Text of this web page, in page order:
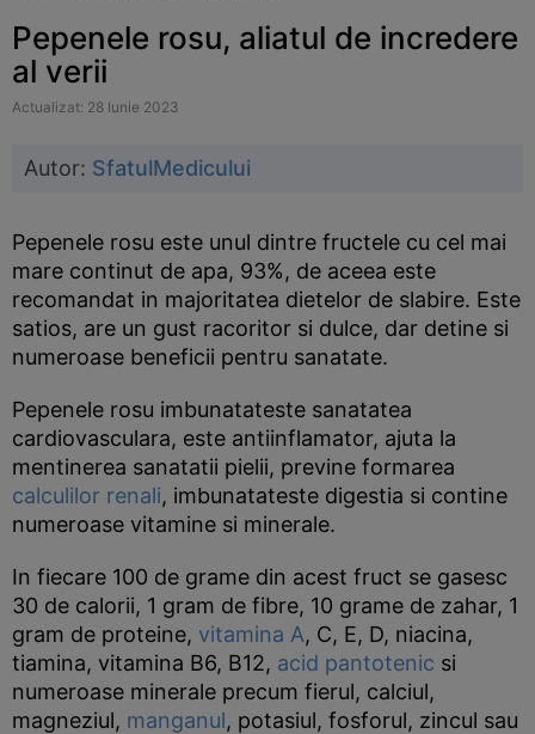
Pepenele rosu, aliatul de incredere
al verii
Actualizat: 28 Iunie 2023
Autor: SfatulMedicului
Pepenele rosu este unul dintre fructele cu cel mai
mare continut de apa, 93%, de aceea este
recomandat in majoritatea dietelor de slabire. Este
satios, are un gust racoritor si dulce, dar detine si
numeroase beneficii pentru sanatate.
Pepenele rosu imbunatateste sanatatea
cardiovasculara, este antiinflamator, ajuta la
mentinerea sanatatii pielii, previne formarea
calculilor renali, imbunatateste digestia si contine
numeroase vitamine si minerale.
In fiecare 100 de grame din acest fruct se gasesc
30 de calorii, 1 gram de fibre, 10 grame de zahar, 1
gram de proteine, vitamina A, C, E, D, niacina,
tiamina, vitamina B6, B12, acid pantotenic si
numeroase minerale precum fierul, calciul,
magneziul, manganul, potasiul, fosforul, zincul sau